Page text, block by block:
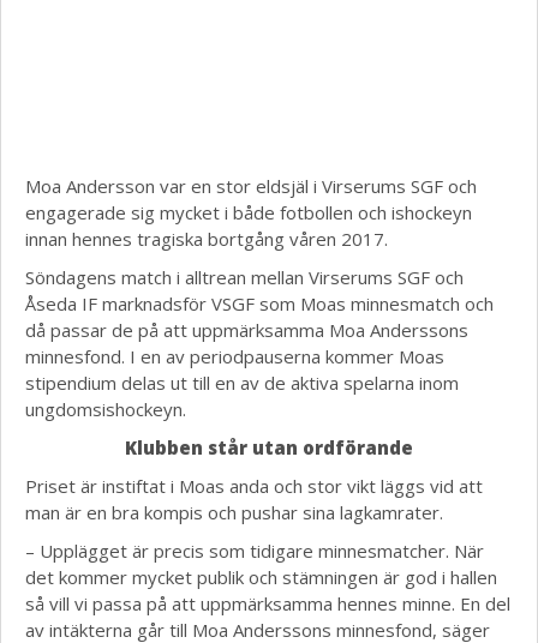
Moa Andersson var en stor eldsjäl i Virserums SGF och
engagerade sig mycket i både fotbollen och ishockeyn
innan hennes tragiska bortgång våren 2017.
Söndagens match i alltrean mellan Virserums SGF och
Åseda IF marknadsför VSGF som Moas minnesmatch och
då passar de på att uppmärksamma Moa Anderssons
minnesfond. I en av periodpauserna kommer Moas
stipendium delas ut till en av de aktiva spelarna inom
ungdomsishockeyn.
Klubben står utan ordförande
Priset är instiftat i Moas anda och stor vikt läggs vid att
man är en bra kompis och pushar sina lagkamrater.
– Upplägget är precis som tidigare minnesmatcher. När
det kommer mycket publik och stämningen är god i hallen
så vill vi passa på att uppmärksamma hennes minne. En del
av intäkterna går till Moa Anderssons minnesfond, säger